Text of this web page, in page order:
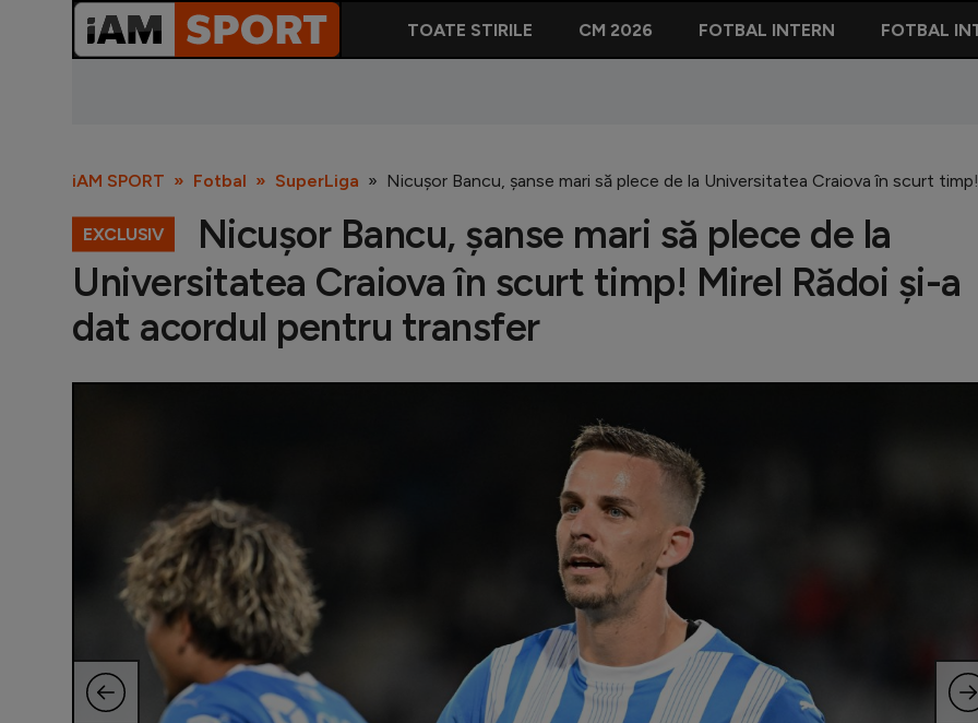
TOATE STIRILE CM 2026 FOTBAL INTERN FOTBAL
iAM SPORT Fotbal SuperLiga Nicușor Bancu, șanse mari să plece de la Universitatea Craiova în scurt
EXCLUSIV
Nicușor Bancu, șanse mari să plece de la
Universitatea Craiova în scurt timp! Mirel Rădoi și-a
dat acordul pentru transfer